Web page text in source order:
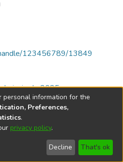
123456789/13849
junio de 2025
de Córdoba
personal information for the
Preferences,
.
privacy policy.
Decline That's ok